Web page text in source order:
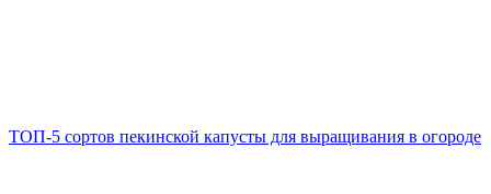
ТОП-5 сортов пекинской капусты для выращивания в огороде